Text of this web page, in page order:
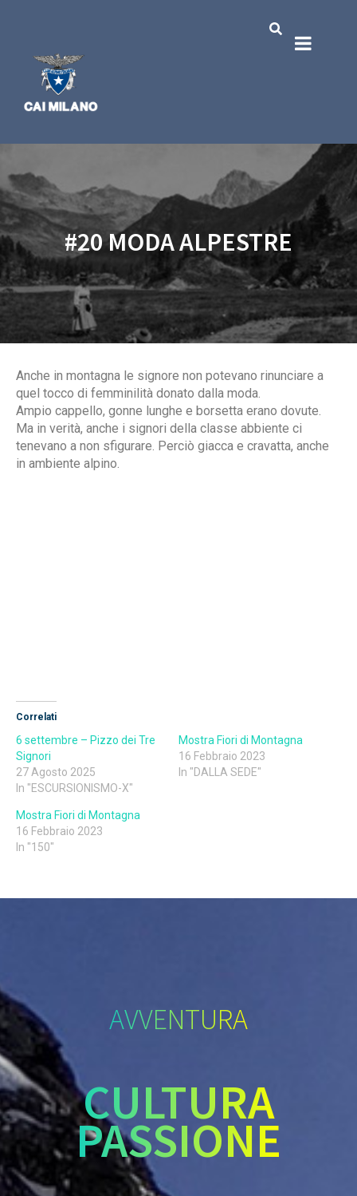
#20 MODA ALPESTRE
Anche in montagna le signore non potevano rinunciare a
quel tocco di femminilità donato dalla moda.
Ampio cappello, gonne lunghe e borsetta erano dovute.
Ma in verità, anche i signori della classe abbiente ci
tenevano a non sfigurare. Perciò giacca e cravatta, anche
in ambiente alpino.
Correlati
6 settembre – Pizzo dei Tre
Signori
27 Agosto 2025
In "ESCURSIONISMO-X"
Mostra Fiori di Montagna
16 Febbraio 2023
In "DALLA SEDE"
Mostra Fiori di Montagna
16 Febbraio 2023
In "150"
AVVENTURA
CULTURA
PASSIONE